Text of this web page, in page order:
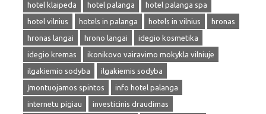
hotel klaipeda
hotel palanga
hotel palanga spa
hotel vilnius
hotels in palanga hotels in vilnius
hronas
hronas langai
hrono langai
idegio kosmetika
idegio kremas
ikonikovo vairavimo mokykla vilniuje
ilgakiemio sodyba
ilgakiemis sodyba
įmontuojamos spintos
info hotel palanga
internetu pigiau
investicinis draudimas